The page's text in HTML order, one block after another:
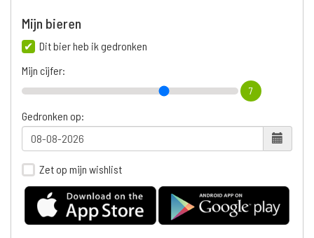
Mijn bieren
Dit bier heb ik gedronken
Mijn cijfer:
7
Gedronken op:
Zet op mijn wishlist